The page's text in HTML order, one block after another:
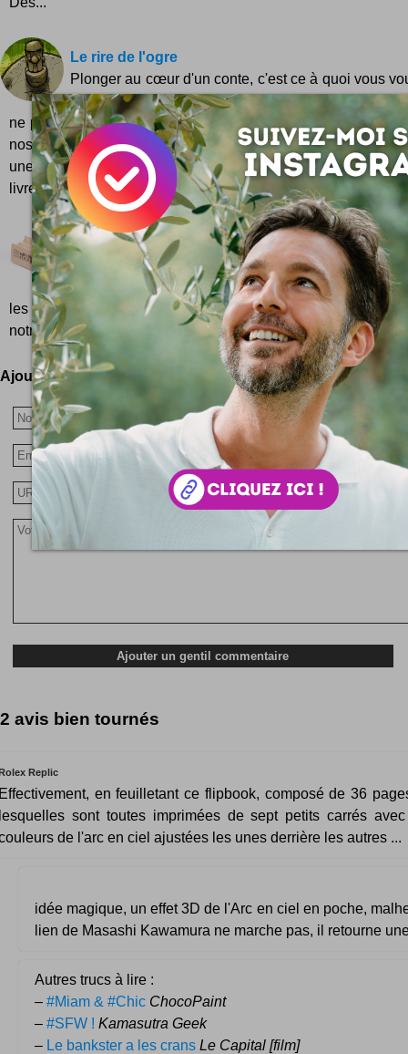
Le rire de l'ogre
Plonger au cœur d'un conte, c'est ce à quoi vous
L'horreur est toujours présente lorsque l'on y
ne pas l'oublier. C'est au travers de la curiosité d'un enfant
nos yeux partageront l'Histoire, le secret, le silence, la
une vie qu'il va falloir mourir, tout une mort qu'il va falloir
livre, trois...
Repenser les boîtes d'oeufs
A l'heure où le monde entier se déchire sur le
distiller pour l'avenir, je me penche sur un vrai
les citoyens ... Car oui, les boîtes en carton pour les œufs
notre civilisation industrielle consumérist...
Ajoutez votre avis !
2 avis bien tournés
Replic
en feuilletant ce flipbook, composé de 36
sont toutes imprimées de sept petits carrés
de l'arc en ciel ajustées les unes derrière les autres ...
idée magique, un effet 3D de l'Arc en ciel en poche,
lien de Masashi Kawamura ne marche pas, il retourne
Autres trucs à lire :
– #Miam & #Chic ChocoPaint
– #SFW ! Kamasutra Geek
– Le bankster a les crans Le Capital [film]